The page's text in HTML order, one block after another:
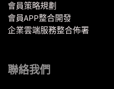
會員策略規劃
會員APP整合開發
企業雲端服務整合佈署
聯絡我們